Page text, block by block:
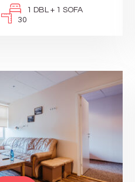
1 DBL + 1 SOFA
30